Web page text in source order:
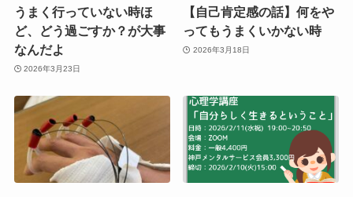
うまく行っていない時ほ
ど、どう過ごすか？が大事
なんだよ
2026年3月23日
【自己肯定感の話】何をや
ってもうまくいかない時
2026年3月18日